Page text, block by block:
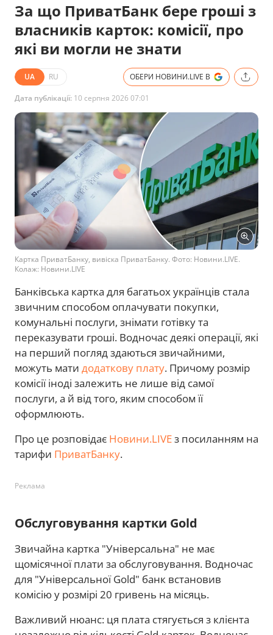
За що ПриватБанк бере гроші з
власників карток: комісії, про
які ви могли не знати
UA RU ОБЕРИ НОВИНИ.LIVE В
Дата публікації: 10 серпня 2026 07:01
Картка ПриватБанку, вивіска ПриватБанку. Фото: Новини.LIVE.
Колаж: Новини.LIVE
Банківська картка для багатьох українців стала
звичним способом оплачувати покупки,
комунальні послуги, знімати готівку та
переказувати гроші. Водночас деякі операції, які
на перший погляд здаються звичайними,
можуть мати додаткову плату. Причому розмір
комісії іноді залежить не лише від самої
послуги, а й від того, яким способом її
оформлюють.
Про це розповідає Новини.LIVEз посиланням на
тарифи ПриватБанку.
Реклама
Обслуговування картки Gold
Звичайна картка "Універсальна" не має
щомісячної плати за обслуговування. Водночас
для "Універсальної Gold" банк встановив
комісію у розмірі 20 гривень на місяць.
Важливий нюанс: ця плата стягується з клієнта